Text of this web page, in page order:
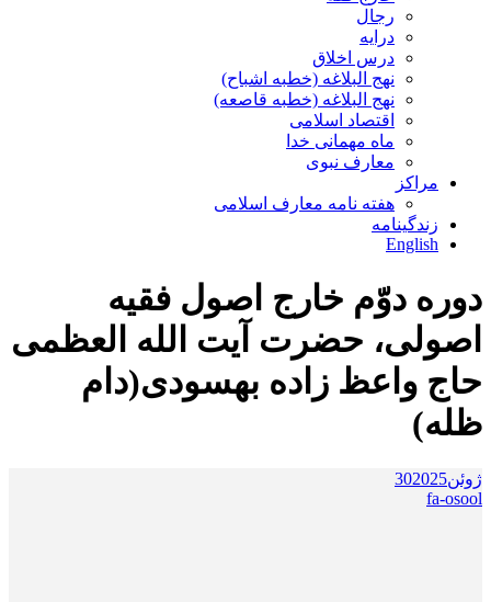
رجال
درایه
درس اخلاق
نهج البلاغه (خطبه اشباح)
نهج البلاغه (خطبه قاصعه)
اقتصاد اسلامی
ماه مهمانی خدا
معارف نبوی
مراکز
هفته نامه معارف اسلامی
زندگینامه
English
دوره دوّم خارج اصول فقیه
اصولی، حضرت آیت الله العظمی
حاج واعظ زاده بهسودی(دام
ظله)
ژوئن 302025
fa-osool